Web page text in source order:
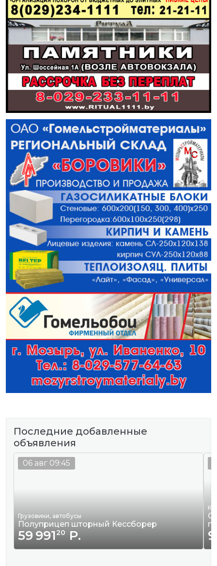
Последние добавленные
объявления
Грузовики, автобусы
Полуприцеп шторный Кессборер
59 99120Р.
06 авг 09:45